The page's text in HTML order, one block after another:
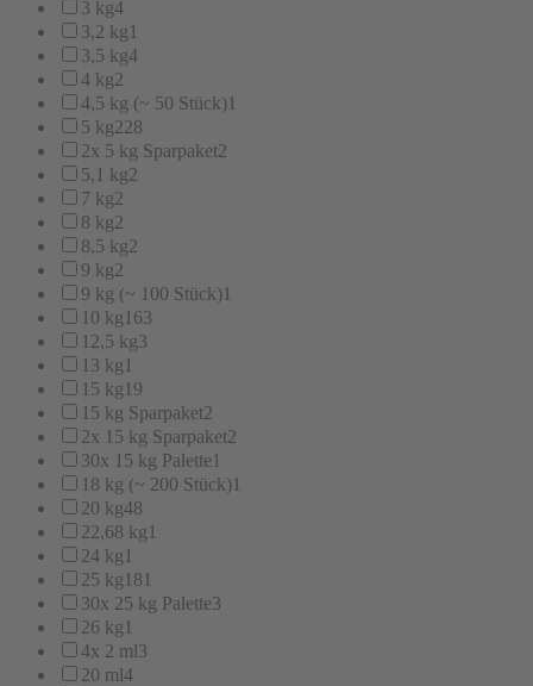
3 kg4
3,2 kg1
3,5 kg4
4 kg2
4,5 kg (~ 50 Stück)1
5 kg228
2x 5 kg Sparpaket2
5,1 kg2
7 kg2
8 kg2
8,5 kg2
9 kg2
9 kg (~ 100 Stück)1
10 kg163
12,5 kg3
13 kg1
15 kg19
15 kg Sparpaket2
2x 15 kg Sparpaket2
30x 15 kg Palette1
18 kg (~ 200 Stück)1
20 kg48
22,68 kg1
24 kg1
25 kg181
30x 25 kg Palette3
26 kg1
4x 2 ml3
20 ml4